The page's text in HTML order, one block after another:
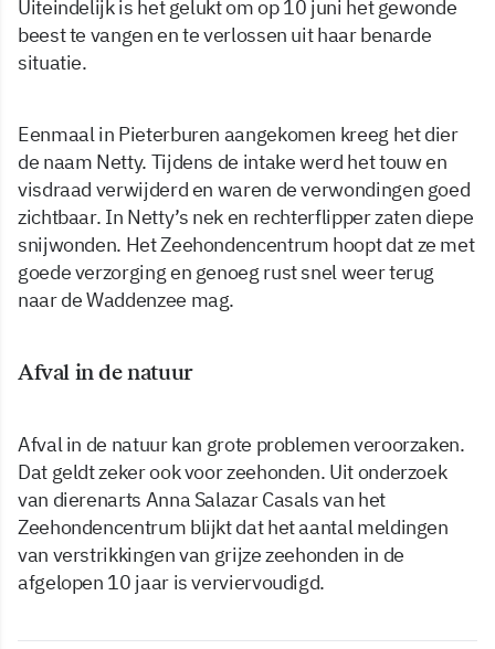
Uiteindelijk is het gelukt om op 10 juni het gewonde
beest te vangen en te verlossen uit haar benarde
situatie.
Eenmaal in Pieterburen aangekomen kreeg het dier
de naam Netty. Tijdens de intake werd het touw en
visdraad verwijderd en waren de verwondingen goed
zichtbaar. In Netty’s nek en rechterflipper zaten diepe
snijwonden. Het Zeehondencentrum hoopt dat ze met
goede verzorging en genoeg rust snel weer terug
naar de Waddenzee mag.
Afval in de natuur
Afval in de natuur kan grote problemen veroorzaken.
Dat geldt zeker ook voor zeehonden. Uit onderzoek
van dierenarts Anna Salazar Casals van het
Zeehondencentrum blijkt dat het aantal meldingen
van verstrikkingen van grijze zeehonden in de
afgelopen 10 jaar is verviervoudigd.